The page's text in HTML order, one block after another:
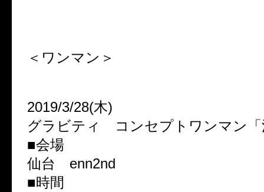
＜ワンマン＞
2019/3/28(木)
グラビティ コンセプトワンマン「
■会場
仙台 enn2nd
■時間